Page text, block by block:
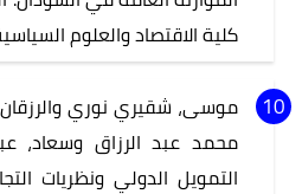
كلية الاقتصاد والعلوم
موسى، شقيري نوري
التمويل الدولي ونظريات